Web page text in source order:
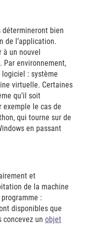
bien
de l’application.
à un nouvel
Par environnement,
logiciel : système
virtuelle. Certaines
qu’il soit
exemple le cas de
qui tourne sur de
en passant
et
de la machine
:
disponibles que
concevez un objet